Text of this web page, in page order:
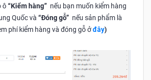
ô“Kiểm hàng” nếu bạn muốn kiểm hàng
Quốc và “Đóng gỗ” nếu sản phẩm là
phí kiểm hàng và đóng gỗ ởđây)